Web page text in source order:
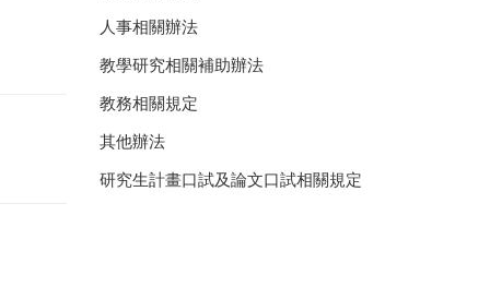
人事相關辦法
教學研究相關補助辦法
教務相關規定
其他辦法
研究生計畫口試及論文口試相關規定